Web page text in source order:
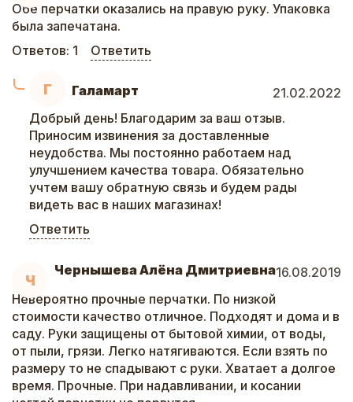
Обе перчатки оказались на правую руку. Упаковка
была запечатана.
Ответов: 1 Ответить
Г Галамарт
21.02.2022
Добрый день! Благодарим за ваш отзыв.
Приносим извинения за доставленные
неудобства. Мы постоянно работаем над
улучшением качества товара. Обязательно
учтем вашу обратную связь и будем рады
видеть вас в наших магазинах!
Ответить
Ч
Чернышева Алёна Дмитриевна16.08.2019
Невероятно прочные перчатки. По низкой
стоимости качество отличное. Подходят и дома и в
саду. Руки защищены от бытовой химии, от воды,
от пыли, грязи. Легко натягиваются. Если взять по
размеру то не спадывают с руки. Хватает а долгое
время. Прочные. При надавливании, и косании